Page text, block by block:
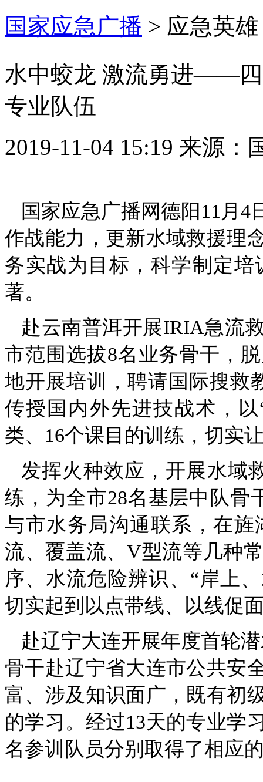
国家应急广播 > 应急英雄
水中蛟龙 激流勇进——四
专业队伍
2019-11-04 15:19 来源：
国家应急广播网德阳11月
作战能力，更新水域救援理
务实战为目标，科学制定
著。
赴云南普洱开展IRIA急流
市范围选拔8名业务骨干，
地开展培训，聘请国际搜救
传授国内外先进技战术，
类、16个课目的训练，切实
发挥火种效应，开展水域
练，为全市28名基层中队骨
与市水务局沟通联系，在
流、覆盖流、V型流等几种
序、水流危险辨识、“岸上
切实起到以点带线、以线促
赴辽宁大连开展年度首轮
骨干赴辽宁省大连市公共安
富、涉及知识面广，既有初
的学习。经过13天的专业学
名参训队员分别取得了相应